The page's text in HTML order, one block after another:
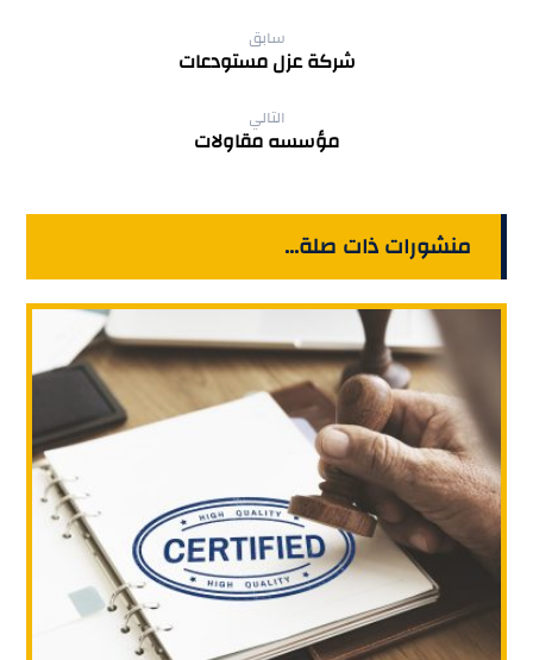
سابق
‏شركة عزل مستودعات
التالي
مؤسسه مقاولات
منشورات ذات صلة...